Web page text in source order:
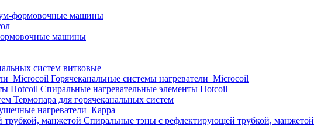
формовочные машины
машины
систем витковые
Горячеканальные системы нагреватели_Microcoil
Спиральные нагревательные элементы Hotcoil
Термопара для горячеканальных систем
нагреватели_Карра
Спиральные тэны с рефлектирующей трубкой, манжетой